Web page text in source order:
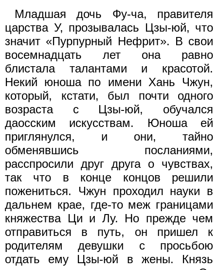
Младшая дочь Фу-ча, правителя
царства У, прозывалась Цзы-юй, что
значит «Пурпурный Нефрит». В свои
восемнадцать лет она равно
блистала талантами и красотой.
Некий юноша по имени Хань Чжун,
который, кстати, был почти одного
возраста с Цзы-юй, обучался
даосским искусствам. Юноша ей
приглянулся, и они, тайно
обменявшись посланиями,
расспросили друг друга о чувствах,
так что в конце концов решили
пожениться. Чжун проходил науки в
дальнем крае, где-то меж границами
княжества Ци и Лу. Но прежде чем
отправиться в путь, он пришел к
родителям девушки с просьбою
отдать ему Цзы-юй в жены. Князь